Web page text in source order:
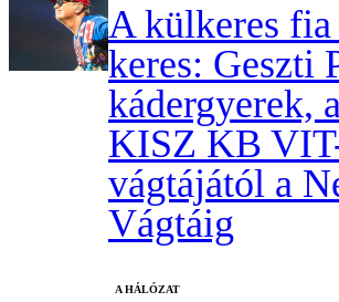
A külkeres
keres: Geszti
kádergyerek,
KISZ KB
vágtájától a
Vágtáig
A HÁLÓZAT